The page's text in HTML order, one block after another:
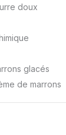
doux
glacés
de marrons